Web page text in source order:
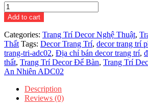
Trang
Trí
Decor
Để
Bàn
Cặp
Hươu
An
ADC02
quantity
Add to cart
Categories: Trang Trí Decor Nghệ Thuật,
Thất Tags: Decor Trang Trí, decor trang trí
trang-tri-adc02, Địa chỉ bán decor trang trí,
thất, Trang Trí Decor Để Bàn, Trang Trí
An Nhiên ADC02
Description
Reviews (0)